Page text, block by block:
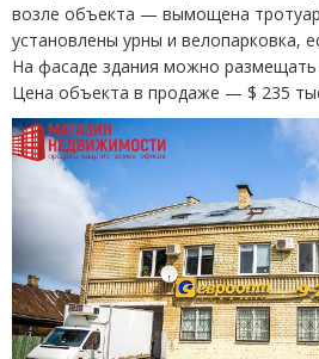
возле объекта — вымощена
установлены урны и велопарковка,
На фасаде здания можно
Цена объекта в продаже — $ 235